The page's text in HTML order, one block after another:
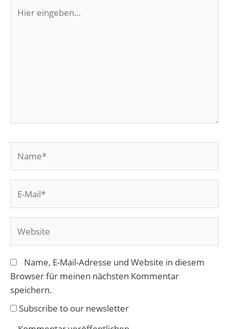
eingeben…
Mail*
Name, E-Mail-Adresse und Website in diesem
Browser für meinen nächsten Kommentar
speichern.
Subscribe to our newsletter